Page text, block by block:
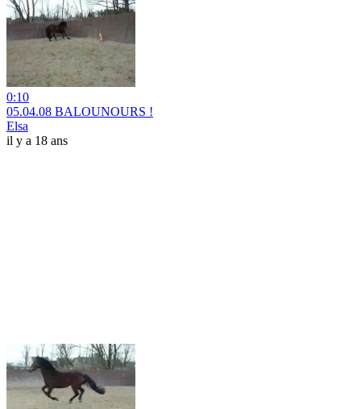
0:10
05.04.08 BALOUNOURS !
Elsa
il y a 18 ans